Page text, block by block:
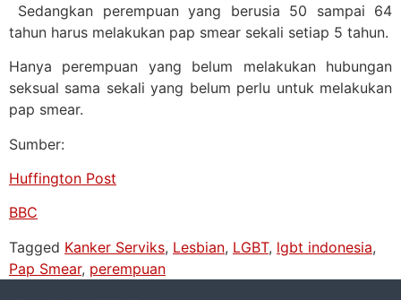
Sedangkan perempuan yang berusia 50 sampai 64
tahun harus melakukan pap smear sekali setiap 5 tahun.
Hanya perempuan yang belum melakukan hubungan
seksual sama sekali yang belum perlu untuk melakukan
pap smear.
Sumber:
Huffington Post
BBC
Tagged Kanker Serviks, Lesbian, LGBT, lgbt indonesia,
Pap Smear, perempuan